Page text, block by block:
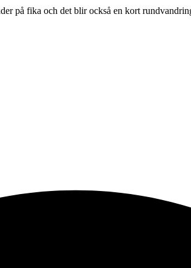
på fika och det blir också en kort